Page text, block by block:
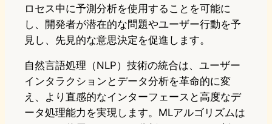
ロセス中に予測分析を使用することを可能に
し、開発者が潜在的な問題やユーザー行動を予
見し、先見的な意思決定を促進します。
自然言語処理（NLP）技術の統合は、ユーザー
インタラクションとデータ分析を革命的に変
え、より直感的なインターフェースと高度なデ
ータ処理能力を実現します。MLアルゴリズムは